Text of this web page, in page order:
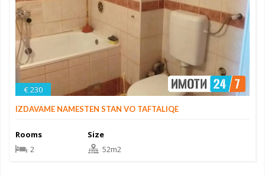
€ 230
IZDAVAME NAMESTEN STAN VO TAFTALIQE
Rooms
2
Size
52m2